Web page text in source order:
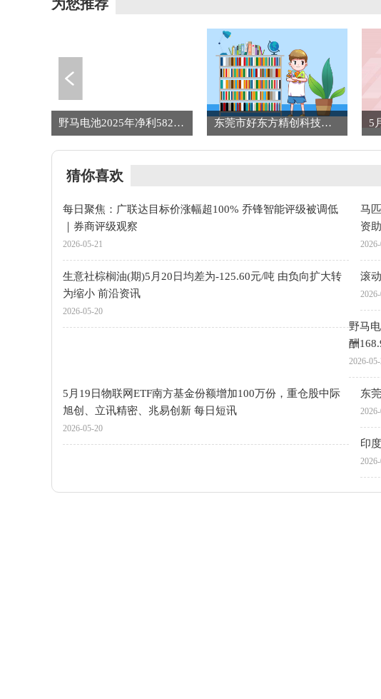
为您推荐
野马电池2025年净利5823.98万下降61.88% 总经理余谷峰薪酬168.97万 信息 东莞市好东方精创科技有限公司成立 注册资本100万人民币
猜你喜欢
每日聚焦：广联达目标价涨幅超100% 乔锋智能评级被调低
｜券商评级观察
2026-05-21
马
资
生意社棕榈油(期)5月20日均差为-125.60元/吨 由负向扩大转
为缩小 前沿资讯
2026-05-20
滚
野马
酬
2026-
东
5月19日物联网ETF南方基金份额增加100万份，重仓股中际
旭创、立讯精密、兆易创新 每日短讯
2026-05-20
印